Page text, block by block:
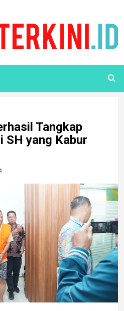
Tangkap
SH yang Kabur